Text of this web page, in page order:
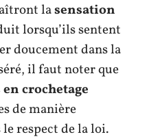
lasensation
lorsqu’ils sentent
doucement dans la
il faut noter que
crochetage
de manière
respect de la loi.